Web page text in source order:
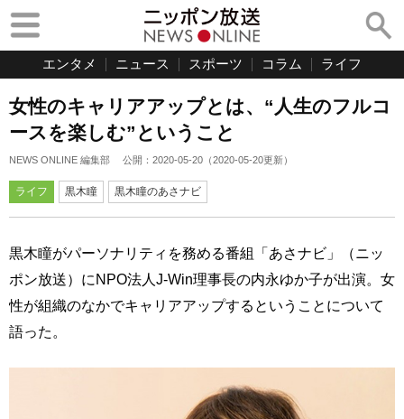
エンタメ ニュース スポーツ コラム ライフ
女性のキャリアアップとは、“人生のフルコ
ースを楽しむ”ということ
NEWS ONLINE 編集部 公開： 2020-05-20 （2020-05-20更新）
ライフ 黒木瞳 黒木瞳のあさナビ
黒木瞳がパーソナリティを務める番組「あさナビ」（ニッ
ポン放送）にNPO法人J-Win理事長の内永ゆか子が出演。女
性が組織のなかでキャリアアップするということについて
語った。